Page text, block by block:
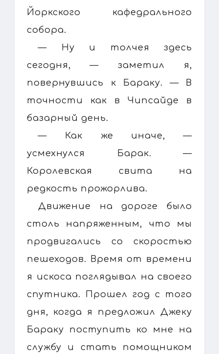
Йоркского кафедрального
собора.
— Ну и толчея здесь
сегодня, — заметил я,
повернувшись к Бараку. — В
точности как в Чипсайде в
базарный день.
— Как же иначе, —
усмехнулся Барак. —
Королевская свита на
редкость прожорлива.
Движение на дороге было
столь напряженным, что мы
продвигались со скоростью
пешеходов. Время от времени
я искоса поглядывал на своего
спутника. Прошел год с того
дня, когда я предложил Джеку
Бараку поступить ко мне на
службу и стать помощником